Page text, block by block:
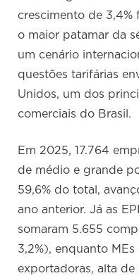
crescimento de 3,4%
o maior patamar da
um cenário
questões tarifárias
Unidos, um dos
comerciais do Brasil.
Em 2025, 17.764
de médio e grande
59,6% do total,
ano anterior. Já as
somaram 5.655
3,2%), enquanto MEs
exportadoras, alta